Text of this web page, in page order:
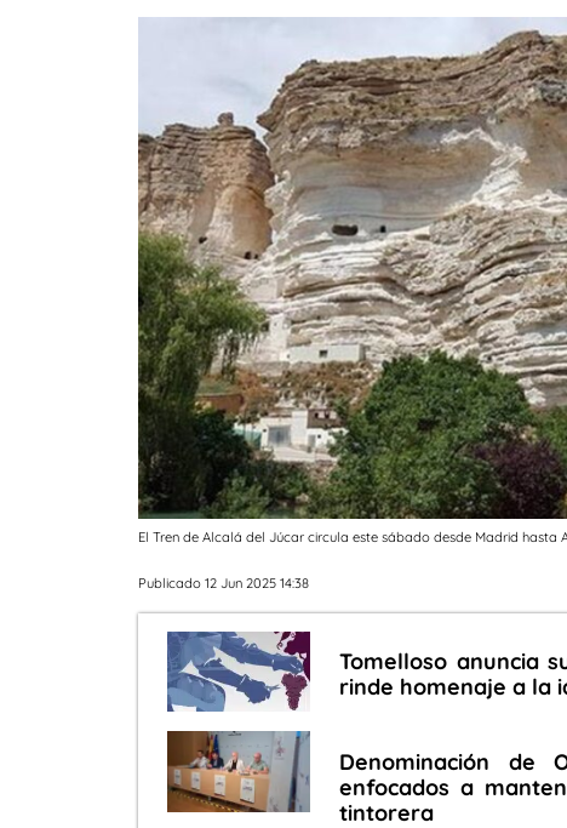
El Tren de Alcalá del Júcar circula este sábado desde Madrid hasta
Publicado 12 Jun 2025 14:38
Tomelloso anuncia
rinde homenaje a la
Denominación de
enfocados a
tintorera